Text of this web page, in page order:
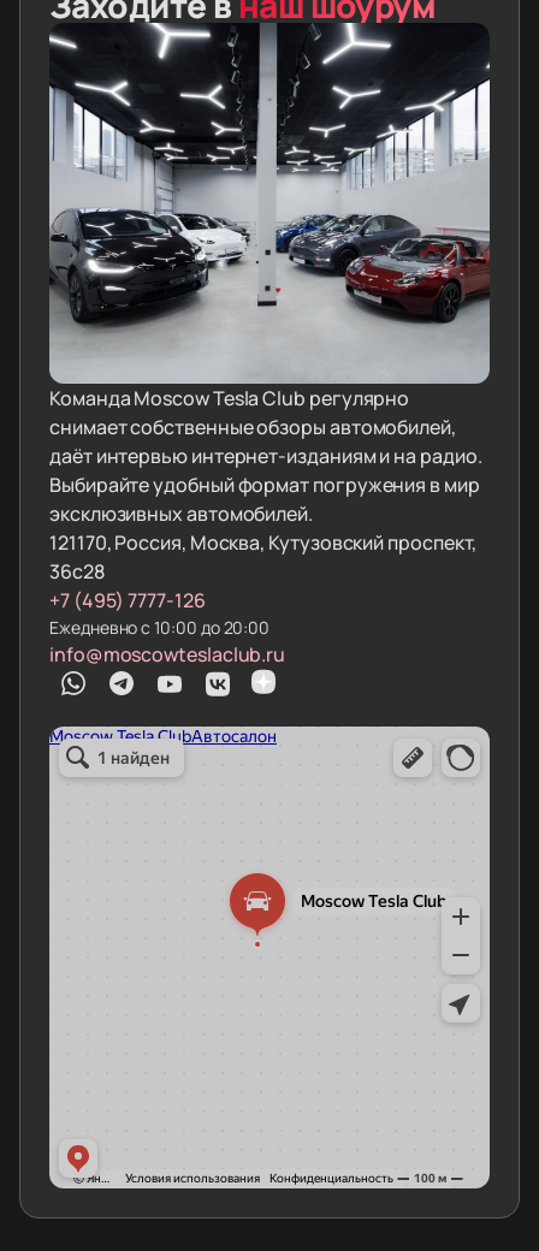
Команда Moscow Tesla Club регулярно
снимает собственные обзоры автомобилей,
даёт интервью интернет-изданиям и на радио.
Выбирайте удобный формат погружения в мир
эксклюзивных автомобилей.
121170, Россия, Москва, Кутузовский проспект,
36с28
+7 (495) 7777-126
Ежедневно с 10:00 до 20:00
info@moscowteslaclub.ru